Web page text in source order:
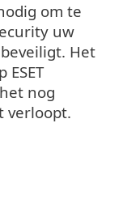
om te
uw
Het
nog
verloopt.